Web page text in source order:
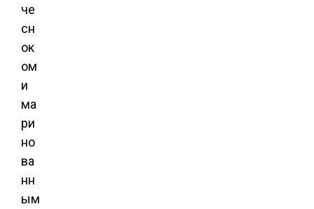
че
сн
ок
ом
и
ма
ри
но
ва
нн
ым